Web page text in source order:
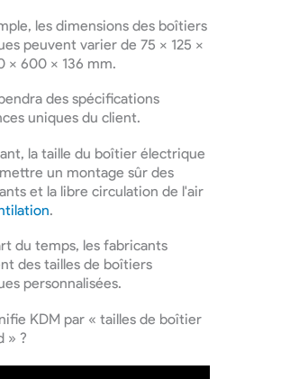
les dimensions des boîtiers
peuvent varier de 75 x 125 x
x 600 x 136 mm.
des spécifications
uniques du client.
la taille du boîtier électrique
un montage sûr des
et la libre circulation de l'air
.
du temps, les fabricants
des tailles de boîtiers
personnalisées.
KDM par « tailles de boîtier
» ?